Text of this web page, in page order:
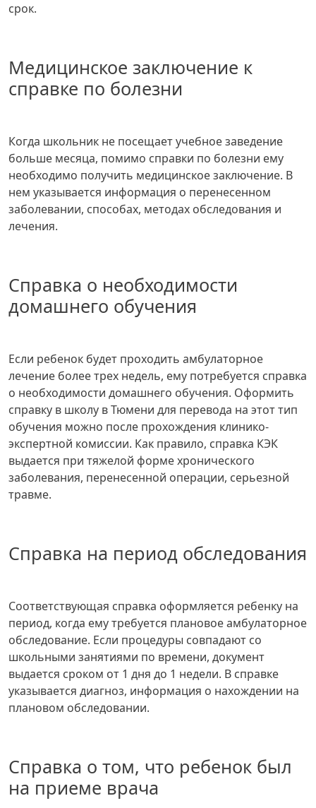
срок.
Медицинское заключение к
справке по болезни
Когда школьник не посещает учебное заведение
больше месяца, помимо справки по болезни ему
необходимо получить медицинское заключение. В
нем указывается информация о перенесенном
заболевании, способах, методах обследования и
лечения.
Справка о необходимости
домашнего обучения
Если ребенок будет проходить амбулаторное
лечение более трех недель, ему потребуется справка
о необходимости домашнего обучения. Оформить
справку в школу в Тюмени для перевода на этот тип
обучения можно после прохождения клинико-
экспертной комиссии. Как правило, справка КЭК
выдается при тяжелой форме хронического
заболевания, перенесенной операции, серьезной
травме.
Справка на период обследования
Соответствующая справка оформляется ребенку на
период, когда ему требуется плановое амбулаторное
обследование. Если процедуры совпадают со
школьными занятиями по времени, документ
выдается сроком от 1 дня до 1 недели. В справке
указывается диагноз, информация о нахождении на
плановом обследовании.
Справка о том, что ребенок был
на приеме врача